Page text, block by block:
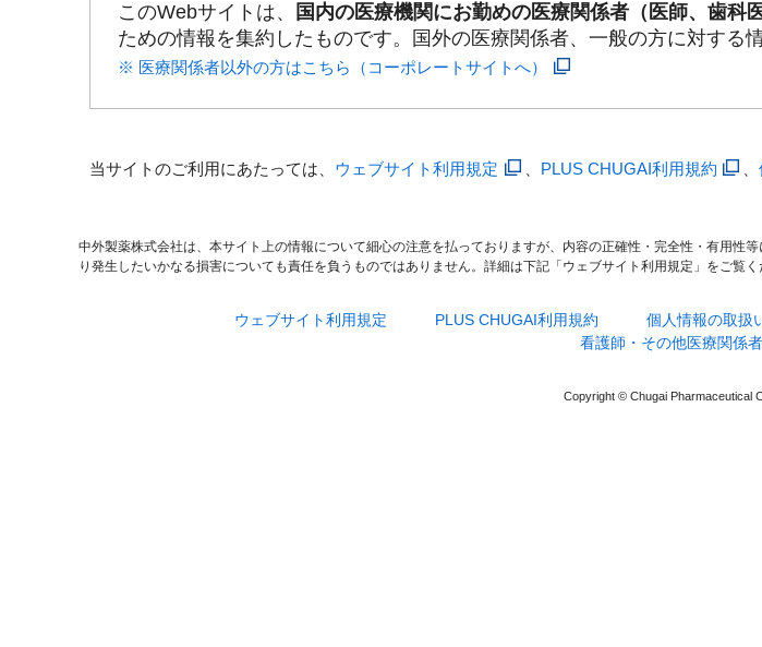
このWebサイトは、 国内の医療機関にお勤めの医療関係者（医師、歯科
ための情報を集約したものです。国外の医療関係者、一般の方に対する
※ 医療関係者以外の方はこちら（コーポレートサイトへ）
当サイトのご利用にあたっては、 ウェブサイト利用規定 PLUS CHUGAI利用規約 、
中外製薬株式会社は、本サイト上の情報について細心の注意を払っておりますが、内容の正確性・完全性・有用
り発生したいかなる損害についても責任を負うものではありません。詳細は下記「ウェブサイト利用規定」をご覧く
ウェブサイト利用規定 PLUS CHUGAI利用規約 個人情報の取扱
看護師・その他医療関係
Copyright © Chugai Pharmaceutical